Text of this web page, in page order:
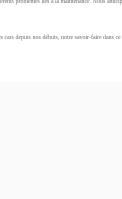
cars depuis nos débuts, notre savoir-faire dans